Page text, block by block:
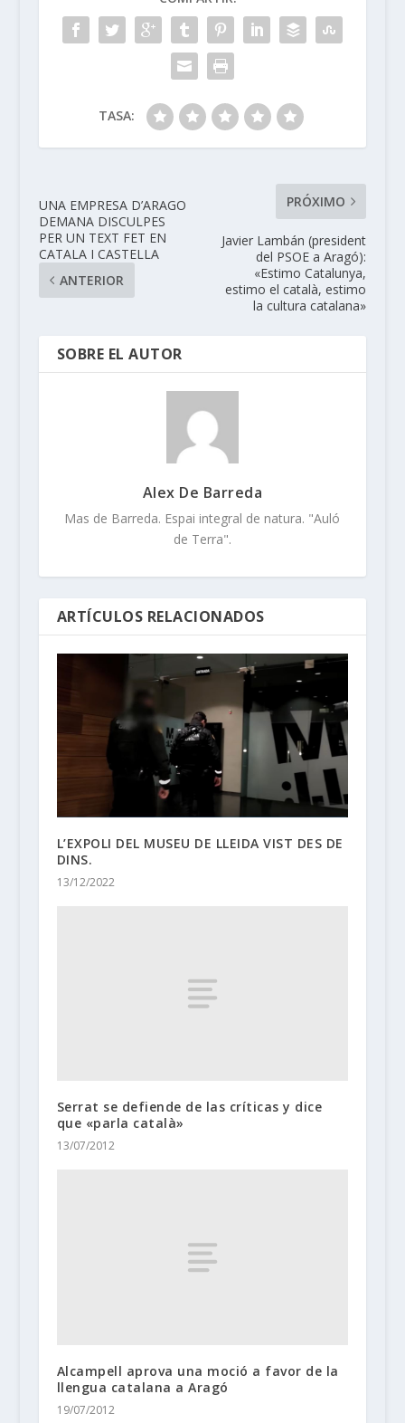
TASA:
UNA EMPRESA D’ARAGO
DEMANA DISCULPES
PER UN TEXT FET EN
CATALA I CASTELLA
ANTERIOR
PRÓXIMO
Javier Lambán (president
del PSOE a Aragó):
«Estimo Catalunya,
estimo el català, estimo
la cultura catalana»
SOBRE EL AUTOR
Alex De Barreda
Mas de Barreda. Espai integral de natura. "Auló
de Terra".
ARTÍCULOS RELACIONADOS
L’EXPOLI DEL MUSEU DE LLEIDA VIST DES DE
DINS.
13/12/2022
Serrat se defiende de las críticas y dice
que «parla català»
13/07/2012
Alcampell aprova una moció a favor de la
llengua catalana a Aragó
19/07/2012